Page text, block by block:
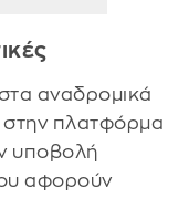
στα αναδρομικά
στην πλατφόρμα
υποβολή
αφορούν